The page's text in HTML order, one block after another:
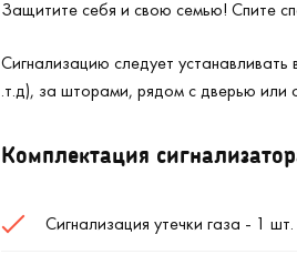
Защитите себя и свою семью! Спите
Сигнализацию следует устанавливать
.т.д), за шторами, рядом с дверью или
Комплектация
Сигнализация утечки газа - 1 шт.